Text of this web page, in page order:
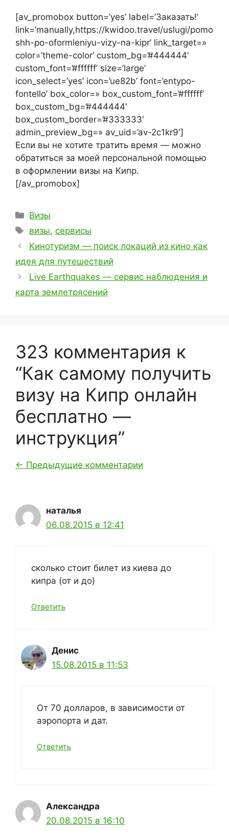
[av_promobox button=’yes’ label=’Заказать!’
link=’manually,https://kwidoo.travel/uslugi/pomo
shh-po-oformleniyu-vizy-na-kipr’ link_target=»
color=’theme-color’ custom_bg=’#444444′
custom_font=’#ffffff’ size=’large’
icon_select=’yes’ icon=’ue82b’ font=’entypo-
fontello’ box_color=» box_custom_font=’#ffffff’
box_custom_bg=’#444444′
box_custom_border=’#333333′
admin_preview_bg=» av_uid=’av-2c1kr9′]
Если вы не хотите тратить время — можно
обратиться за моей персональной помощью
в оформлении визы на Кипр.
[/av_promobox]
Рубрики
Визы
Метки
визы,сервисы
Кинотуризм — поиск локаций из кино как
идея для путешествий
Live Earthquakes — сервис наблюдения и
карта землетрясений
323 комментария к
“Как самому получить
визу на Кипр онлайн
бесплатно —
инструкция”
Навигация
комментариям
← Предыдущие комментарии
наталья
06.08.2015 в 12:41
сколько стоит билет из киева до
кипра (от и до)
Ответить
Денис
15.08.2015 в 11:53
От 70 долларов, в зависимости от
аэропорта и дат.
Ответить
Александра
20.08.2015 в 16:10